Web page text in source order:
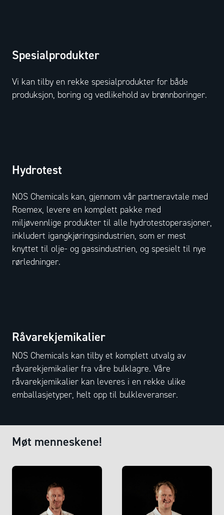
Spesialprodukter
Vi kan tilby en rekke spesialprodukter for både
produksjon, boring og vedlikehold av brønnboringer.
Hydrotest
NOS Chemicals kan, gjennom vår partneravtale med
Roemex, levere en komplett pakke med
miljøvennlige produkter til alle hydrotestoperasjoner,
inkludert igangkjøringsindustrien, som er mest
knyttet til olje- og gassindustrien, og spesielt til nye
rørledninger.
Råvarekjemikalier
NOS Chemicals kan tilby et komplett utvalg av
råvarekjemikalier fra våre bulklagre. Våre
råvarekjemikalier kan leveres i en rekke ulike
emballasjetyper, helt opp til bulkleveranser.
Møt menneskene!